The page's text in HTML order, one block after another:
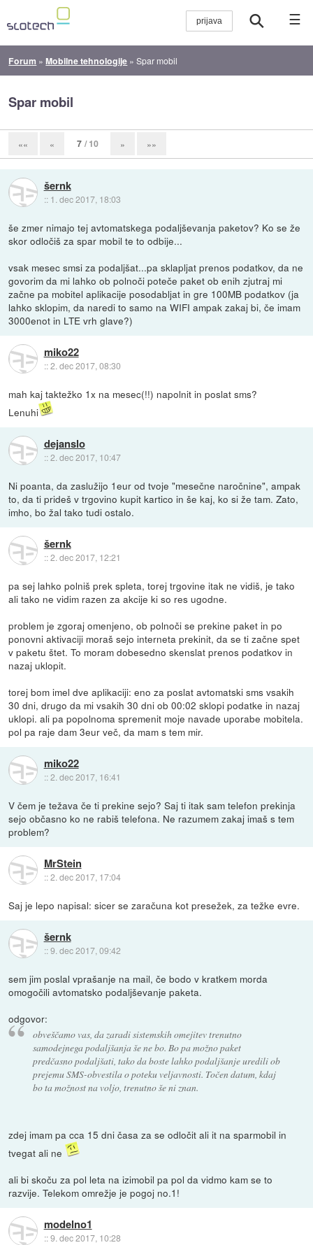
☰
Forum »Mobilne tehnologije »Spar mobil
Spar mobil
«« « 7 / 10 » »»
šernk
:: 1. dec 2017, 18:03
še zmer nimajo tej avtomatskega podaljševanja paketov? Ko se že
skor odločiš za spar mobil te to odbije...
vsak mesec smsi za podaljšat...pa sklapljat prenos podatkov, da ne
govorim da mi lahko ob polnoči poteče paket ob enih zjutraj mi
začne pa mobitel aplikacije posodabljat in gre 100MB podatkov (ja
lahko sklopim, da naredi to samo na WIFI ampak zakaj bi, če imam
3000enot in LTE vrh glave?)
miko22
::2. dec 2017, 08:30
mah kaj taktežko 1x na mesec(!!) napolnit in poslat sms?
Lenuhi
dejanslo
::2. dec 2017, 10:47
Ni poanta, da zaslužijo 1eur od tvoje "mesečne naročnine", ampak
to, da ti prideš v trgovino kupit kartico in še kaj, ko si že tam. Zato,
imho, bo žal tako tudi ostalo.
šernk
::2. dec 2017, 12:21
pa sej lahko polniš prek spleta, torej trgovine itak ne vidiš, je tako
ali tako ne vidim razen za akcije ki so res ugodne.
problem je zgoraj omenjeno, ob polnoči se prekine paket in po
ponovni aktivaciji moraš sejo interneta prekinit, da se ti začne spet
v paketu štet. To moram dobesedno skenslat prenos podatkov in
nazaj uklopit.
torej bom imel dve aplikaciji: eno za poslat avtomatski sms vsakih
30 dni, drugo da mi vsakih 30 dni ob 00:02 sklopi podatke in nazaj
uklopi. ali pa popolnoma spremenit moje navade uporabe mobitela.
pol pa raje dam 3eur več, da mam s tem mir.
miko22
::2. dec 2017, 16:41
V čem je težava če ti prekine sejo? Saj ti itak sam telefon prekinja
sejo občasno ko ne rabiš telefona. Ne razumem zakaj imaš s tem
problem?
MrStein
::2. dec 2017, 17:04
Saj je lepo napisal: sicer se zaračuna kot presežek, za težke evre.
šernk
::9. dec 2017, 09:42
sem jim poslal vprašanje na mail, če bodo v kratkem morda
omogočili avtomatsko podaljševanje paketa.
odgovor:
obveščamo vas, da zaradi sistemskih omejitev trenutno
samodejnega podaljšanja še ne bo. Bo pa možno paket
predčasno podaljšati, tako da boste lahko podaljšanje uredili ob
prejemu SMS-obvestila o poteku veljavnosti. Točen datum, kdaj
bo ta možnost na voljo, trenutno še ni znan.
zdej imam pa cca 15 dni časa za se odločit ali it na sparmobil in
tvegat ali ne
ali bi skoču za pol leta na izimobil pa pol da vidmo kam se to
razvije. Telekom omrežje je pogoj no.1!
modelno1
::9. dec 2017, 10:28